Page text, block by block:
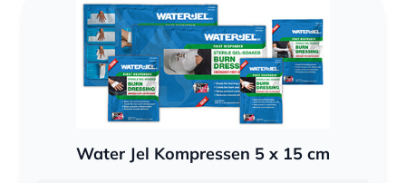
Water Jel Kompressen 5 x 15 cm